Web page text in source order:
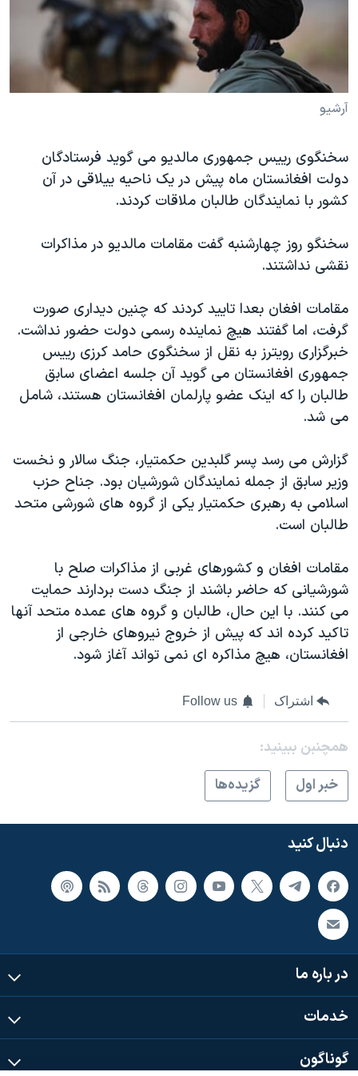
فرهنگ و زندگی
حقوق شهروندی
اقتصادی
گالری عکس
آرشیو پخش زنده
مستندها
انتخابات ریاست جمهوری آمریکا ۲۰۲۴
حمله جمهوری اسلامی به اسرائیل
اعتراضات زن، زندگی، آزادی
مجموعه مستندهای دادخواهی
دادگاه حمید نوری
چهل سال گروگان‌گیری
قانون شفافیت دارائی کادر رهبری ایران
اعتراضات مردمی آبان ۹۸
اسرائیل در جنگ
نرگس محمدی برنده جایزه نوبل صلح
همایش محافظه‌کاران آمریکا «سی‌پک»
سفر پرزیدنت ترامپ به چین
دنبال کنید
آرشیو
سخنگوی رییس جمهوری مالدیو می گوید فرستادگان
دولت افغانستان ماه پیش در یک ناحیه ییلاقی در آن
کشور با نمایندگان طالبان ملاقات کردند.
سخنگو روز چهارشنبه گفت مقامات مالدیو در مذاکرات
نقشی نداشتند.
مقامات افغان بعدا تایید کردند که چنین دیداری صورت
گرفت، اما گفتند هیچ نماینده رسمی دولت حضور نداشت.
خبرگزاری رویترز به نقل از سخنگوی حامد کرزی رییس
جمهوری افغانستان می گوید آن جلسه اعضای سابق
طالبان را که اینک عضو پارلمان افغانستان هستند، شامل
می شد.
گزارش می رسد پسر گلبدین حکمتیار، جنگ سالار و نخست
وزیر سابق از جمله نمایندگان شورشیان بود. جناح حزب
اسلامی به رهبری حکمتیار یکی از گروه های شورشی متحد
طالبان است.
مقامات افغان و کشورهای غربی از مذاکرات صلح با
شورشیانی که حاضر باشند از جنگ دست بردارند حمایت
می کنند. با این حال، طالبان و گروه های عمده متحد آنها
تاکید کرده اند که پیش از خروج نیروهای خارجی از
افغانستان، هیچ مذاکره ای نمی تواند آغاز شود.
اشتراک Follow us
همچنبن ببینید:
خبر اول
گزيده‌ها
دنبال کنید
در باره ما
خدمات
گوناگون